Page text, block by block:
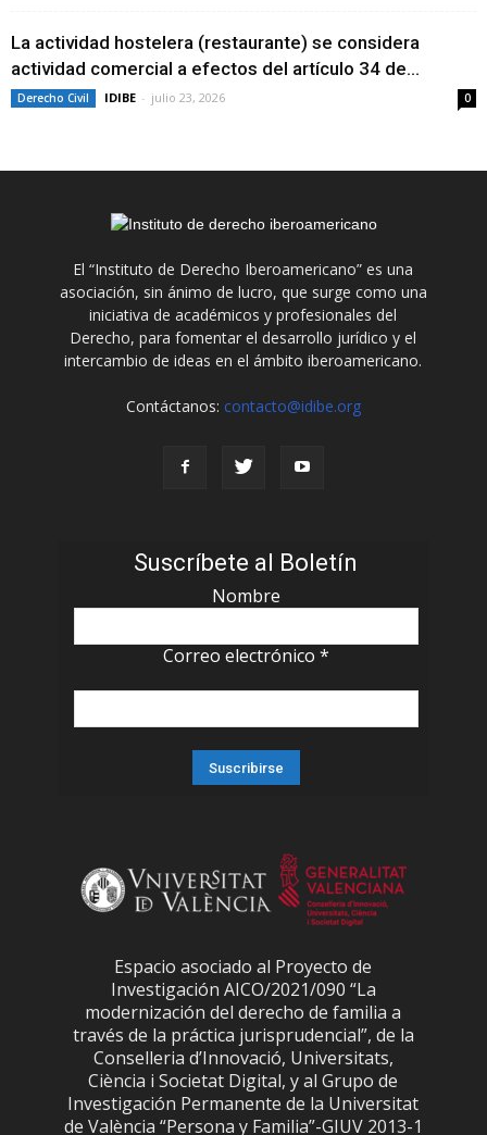
La actividad hostelera (restaurante) se considera
actividad comercial a efectos del artículo 34 de...
Derecho Civil IDIBE - julio 23, 2026 0
El “Instituto de Derecho Iberoamericano” es una
asociación, sin ánimo de lucro, que surge como una
iniciativa de académicos y profesionales del
Derecho, para fomentar el desarrollo jurídico y el
intercambio de ideas en el ámbito iberoamericano.
Contáctanos: contacto@idibe.org
Suscríbete al Boletín
Nombre
Correo electrónico *
Espacio asociado al Proyecto de
Investigación AICO/2021/090 “La
modernización del derecho de familia a
través de la práctica jurisprudencial”, de la
Conselleria d’Innovació, Universitats,
Ciència i Societat Digital, y al Grupo de
Investigación Permanente de la Universitat
de València “Persona y Familia”-GIUV 2013-1